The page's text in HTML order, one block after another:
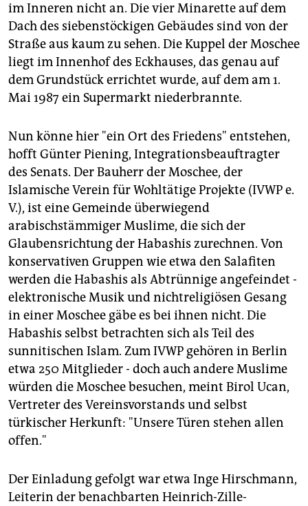
im Inneren nicht an. Die vier Minarette auf dem
Dach des siebenstöckigen Gebäudes sind von der
Straße aus kaum zu sehen. Die Kuppel der Moschee
liegt im Innenhof des Eckhauses, das genau auf
dem Grundstück errichtet wurde, auf dem am 1.
Mai 1987 ein Supermarkt niederbrannte.
Nun könne hier "ein Ort des Friedens" entstehen,
hofft Günter Piening, Integrationsbeauftragter
des Senats. Der Bauherr der Moschee, der
Islamische Verein für Wohltätige Projekte (IVWP e.
V.), ist eine Gemeinde überwiegend
arabischstämmiger Muslime, die sich der
Glaubensrichtung der Habashis zurechnen. Von
konservativen Gruppen wie etwa den Salafiten
werden die Habashis als Abtrünnige angefeindet -
elektronische Musik und nichtreligiösen Gesang
in einer Moschee gäbe es bei ihnen nicht. Die
Habashis selbst betrachten sich als Teil des
sunnitischen Islam. Zum IVWP gehören in Berlin
etwa 250 Mitglieder - doch auch andere Muslime
würden die Moschee besuchen, meint Birol Ucan,
Vertreter des Vereinsvorstands und selbst
türkischer Herkunft: "Unsere Türen stehen allen
offen."
Der Einladung gefolgt war etwa Inge Hirschmann,
Leiterin der benachbarten Heinrich-Zille-